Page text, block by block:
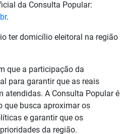
da Consulta Popular:
.
ter domicílio eleitoral na região
que a participação da
para garantir que as reais
atendidas. A Consulta Popular é
que busca aproximar os
e garantir que os
da região.